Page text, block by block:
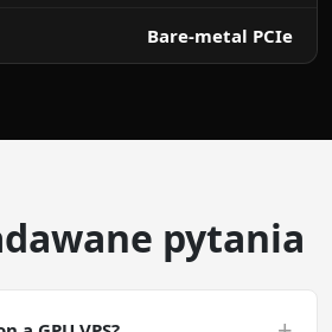
Bare-metal PCIe
pytania